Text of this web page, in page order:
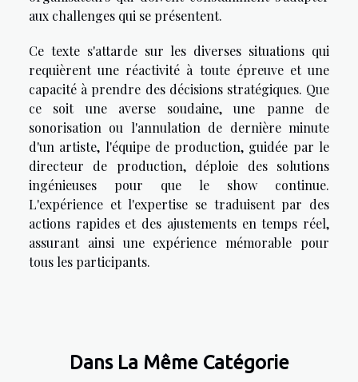
aux challenges qui se présentent.
Ce texte s'attarde sur les diverses situations qui
requièrent une réactivité à toute épreuve et une
capacité à prendre des décisions stratégiques. Que
ce soit une averse soudaine, une panne de
sonorisation ou l'annulation de dernière minute
d'un artiste, l'équipe de production, guidée par le
directeur de production, déploie des solutions
ingénieuses pour que le show continue.
L'expérience et l'expertise se traduisent par des
actions rapides et des ajustements en temps réel,
assurant ainsi une expérience mémorable pour
tous les participants.
Dans La Même Catégorie